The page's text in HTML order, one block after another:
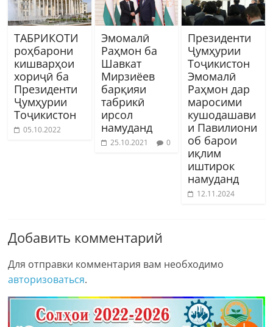
ТАБРИКОТИ
роҳбарони
кишварҳои
хориҷӣ ба
Президенти
Ҷумҳурии
Тоҷикистон
05.10.2022
Эмомалӣ
Раҳмон ба
Шавкат
Мирзиёев
барқияи
табрикӣ
ирсол
намуданд
25.10.2021 0
Президенти
Ҷумҳурии
Тоҷикистон
Эмомалӣ
Раҳмон дар
маросими
кушодашави
и Павилиони
об барои
иқлим
иштирок
намуданд
12.11.2024
Добавить комментарий
Для отправки комментария вам необходимо
авторизоваться.